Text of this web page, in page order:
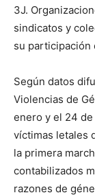
3J.
sindicatos y
su participación
Según datos
Violencias de
enero y el 24
víctimas letales
la primera
contabilizados
razones de